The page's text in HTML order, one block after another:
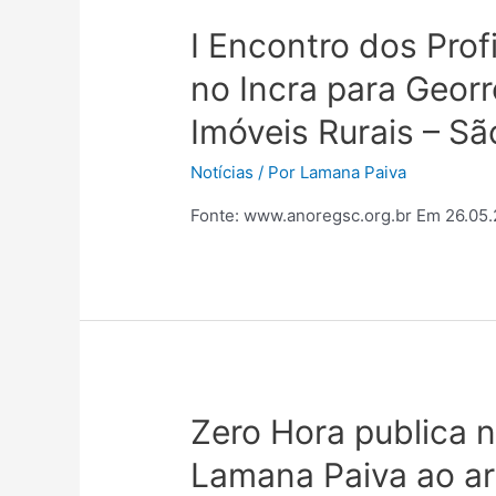
I Encontro dos
no Incra para
Imóveis Rurais –
Notícias / Por Lamana Paiva
Fonte: www.anoregsc.org.br Em
Zero Hora publica
Lamana Paiva ao